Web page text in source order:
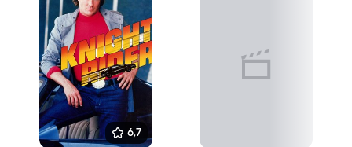
6,7